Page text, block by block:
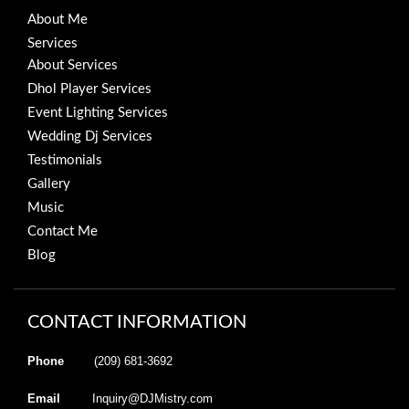
About Me
Services
About Services
Dhol Player Services
Event Lighting Services
Wedding Dj Services
Testimonials
Gallery
Music
Contact Me
Blog
CONTACT INFORMATION
Phone (209) 681-3692
Email Inquiry@DJMistry.com